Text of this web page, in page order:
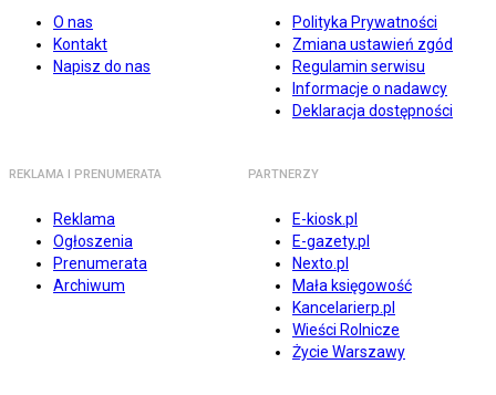
O nas
Kontakt
Napisz do nas
Polityka Prywatności
Zmiana ustawień zgód
Regulamin serwisu
Informacje o nadawcy
Deklaracja dostępności
REKLAMA I PRENUMERATA
Reklama
Ogłoszenia
Prenumerata
Archiwum
PARTNERZY
E-kiosk.pl
E-gazety.pl
Nexto.pl
Mała księgowość
Kancelarierp.pl
Wieści Rolnicze
Życie Warszawy